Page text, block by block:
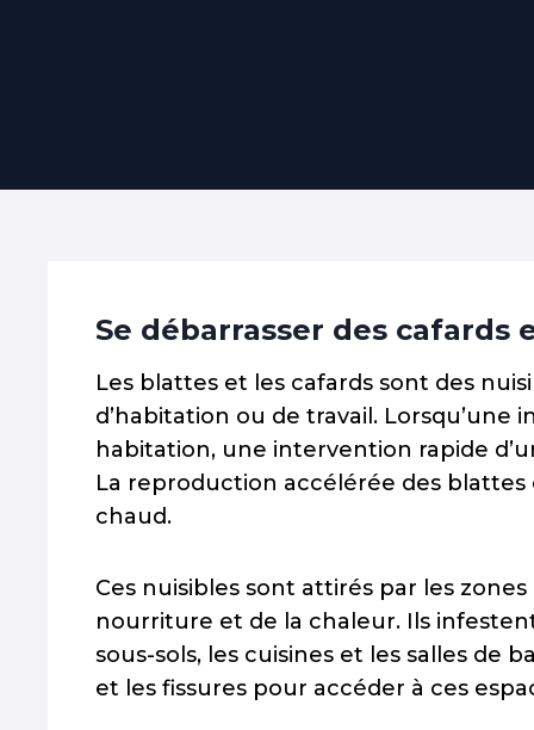
Se débarrasser des cafards
Les blattes et les cafards sont des
d’habitation ou de travail. Lorsqu’une
habitation, une intervention rapide
La reproduction accélérée des
chaud.
Ces nuisibles sont attirés par les
nourriture et de la chaleur. Ils
sous-sols, les cuisines et les salles de
et les fissures pour accéder à ces